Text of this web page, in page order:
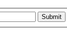
Submit